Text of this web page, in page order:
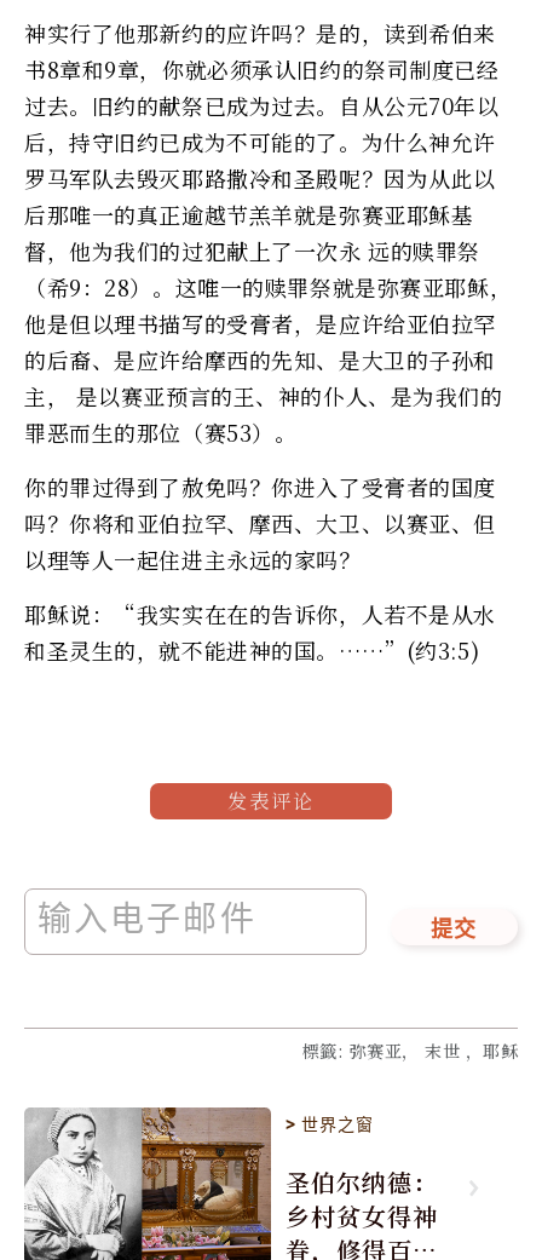
神实行了他那新约的应许吗？是的，读到希伯来
书8章和9章，你就必须承认旧约的祭司制度已经
过去。旧约的献祭已成为过去。自从公元70年以
后，持守旧约已成为不可能的了。为什么神允许
罗马军队去毁灭耶路撒冷和圣殿呢？因为从此以
后那唯一的真正逾越节羔羊就是弥赛亚耶稣基
督，他为我们的过犯献上了一次永 远的赎罪祭
（希9：28）。这唯一的赎罪祭就是弥赛亚耶稣，
他是但以理书描写的受膏者，是应许给亚伯拉罕
的后裔、是应许给摩西的先知、是大卫的子孙和
主， 是以赛亚预言的王、神的仆人、是为我们的
罪恶而生的那位（赛53）。
你的罪过得到了赦免吗？你进入了受膏者的国度
吗？你将和亚伯拉罕、摩西、大卫、以赛亚、但
以理等人一起住进主永远的家吗？
耶稣说：“我实实在在的告诉你，人若不是从水
和圣灵生的，就不能进神的国。……”(约3:5)
发表评论
提交
標籤: 弥赛亚， 末世 ，耶稣
>世界之窗
圣伯尔纳德：
乡村贫女得神
眷，修得百年